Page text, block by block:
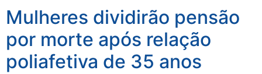
Mulheres dividirão pensão
por morte após relação
poliafetiva de 35 anos